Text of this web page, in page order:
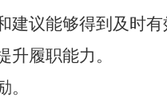
建议能够得到及时有
升履职能力。